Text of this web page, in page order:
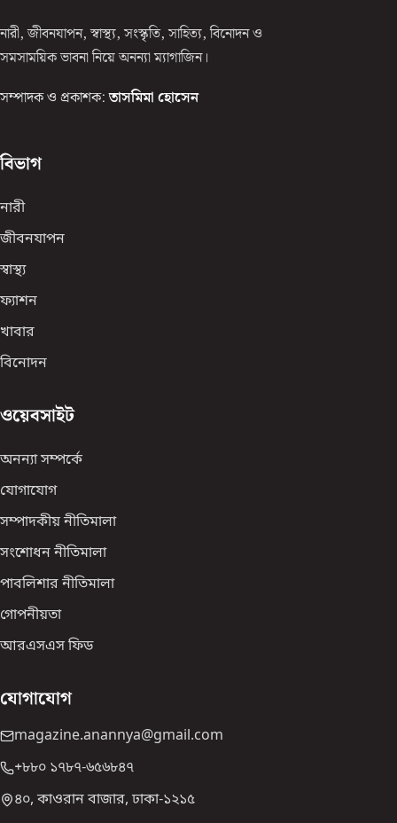
নারী, জীবনযাপন, স্বাস্থ্য, সংস্কৃতি, সাহিত্য, বিনোদন ও
সমসাময়িক ভাবনা নিয়ে অনন্যা ম্যাগাজিন।
সম্পাদক ও প্রকাশক: তাসমিমা হোসেন
বিভাগ
নারী
জীবনযাপন
স্বাস্থ্য
ফ্যাশন
খাবার
বিনোদন
ওয়েবসাইট
অনন্যা সম্পর্কে
যোগাযোগ
সম্পাদকীয় নীতিমালা
সংশোধন নীতিমালা
পাবলিশার নীতিমালা
গোপনীয়তা
আরএসএস ফিড
যোগাযোগ
magazine.anannya@gmail.com
+৮৮০ ১৭৮৭-৬৫৬৮৪৭
৪০, কাওরান বাজার, ঢাকা-১২১৫